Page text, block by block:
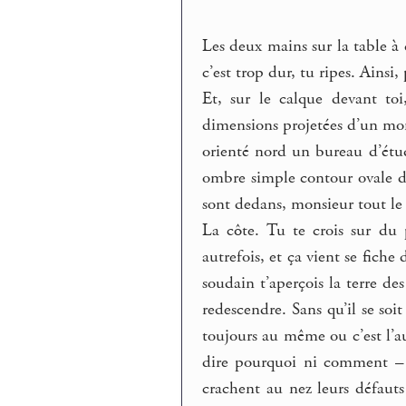
Les deux mains sur la table à
c’est trop dur, tu ripes.
Et, sur le calque devant
dimensions projetées d’un
orienté nord un bureau
ombre simple contour ovale
sont dedans, monsieur tout
La côte. Tu te crois sur du
autrefois, et ça vient se fiche
soudain t’aperçois la terre
redescendre. Sans qu’il se
toujours au même ou c’est
dire pourquoi ni comment –
crachent au nez leurs